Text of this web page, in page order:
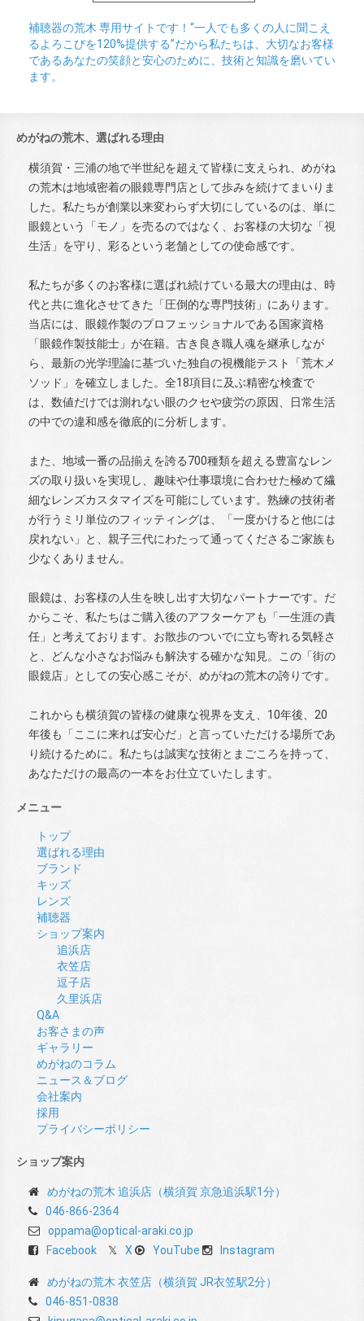
補聴器の荒木 専用サイトです！“一人でも多くの人に聞こえ
るよろこびを120%提供する”だから私たちは、大切なお客様
であるあなたの笑顔と安心のために、技術と知識を磨いてい
ます。
めがねの荒木、選ばれる理由
横須賀・三浦の地で半世紀を超えて皆様に支えられ、めがね
の荒木は地域密着の眼鏡専門店として歩みを続けてまいりま
した。私たちが創業以来変わらず大切にしているのは、単に
眼鏡という「モノ」を売るのではなく、お客様の大切な「視
生活」を守り、彩るという老舗としての使命感です。
私たちが多くのお客様に選ばれ続けている最大の理由は、時
代と共に進化させてきた「圧倒的な専門技術」にあります。
当店には、眼鏡作製のプロフェッショナルである国家資格
「眼鏡作製技能士」が在籍。古き良き職人魂を継承しなが
ら、最新の光学理論に基づいた独自の視機能テスト「荒木メ
ソッド」を確立しました。全18項目に及ぶ精密な検査で
は、数値だけでは測れない眼のクセや疲労の原因、日常生活
の中での違和感を徹底的に分析します。
また、地域一番の品揃えを誇る700種類を超える豊富なレン
ズの取り扱いを実現し、趣味や仕事環境に合わせた極めて繊
細なレンズカスタマイズを可能にしています。熟練の技術者
が行うミリ単位のフィッティングは、「一度かけると他には
戻れない」と、親子三代にわたって通ってくださるご家族も
少なくありません。
眼鏡は、お客様の人生を映し出す大切なパートナーです。だ
からこそ、私たちはご購入後のアフターケアも「一生涯の責
任」と考えております。お散歩のついでに立ち寄れる気軽さ
と、どんな小さなお悩みも解決する確かな知見。この「街の
眼鏡店」としての安心感こそが、めがねの荒木の誇りです。
これからも横須賀の皆様の健康な視界を支え、10年後、20
年後も「ここに来れば安心だ」と言っていただける場所であ
り続けるために。私たちは誠実な技術とまごころを持って、
あなただけの最高の一本をお仕立ていたします。
メニュー
トップ
選ばれる理由
ブランド
キッズ
レンズ
補聴器
ショップ案内
追浜店
衣笠店
逗子店
久里浜店
Q&A
お客さまの声
ギャラリー
めがねのコラム
ニュース＆ブログ
会社案内
採用
プライバシーポリシー
ショップ案内
めがねの荒木 追浜店（横須賀 京急追浜駅1分）
046-866-2364
oppama@optical-araki.co.jp
Facebook
X YouTube Instagram
めがねの荒木 衣笠店（横須賀 JR衣笠駅2分）
046-851-0838